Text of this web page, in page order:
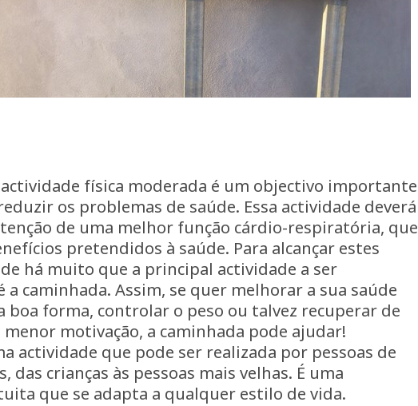
física moderada é um objectivo importante
os problemas de saúde. Essa actividade deverá
de uma melhor função cárdio-respiratória, que
pretendidos à saúde. Para alcançar estes
há muito que a principal actividade a ser
a caminhada. Assim, se quer melhorar a sua saúde
boa forma, controlar o peso ou talvez recuperar de
motivação, a caminhada pode ajudar!
actividade que pode ser realizada por pessoas de
das crianças às pessoas mais velhas. É uma
que se adapta a qualquer estilo de vida.